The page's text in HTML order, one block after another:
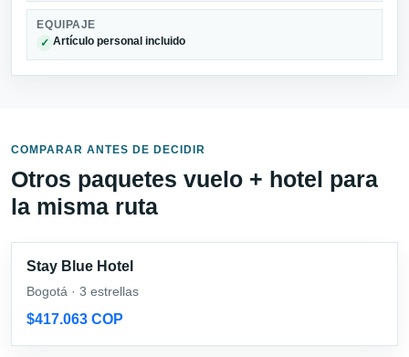
EQUIPAJE
✓ Artículo personal incluido
COMPARAR ANTES DE DECIDIR
Otros paquetes vuelo + hotel para
la misma ruta
Stay Blue Hotel
Bogotá · 3 estrellas
$417.063 COP